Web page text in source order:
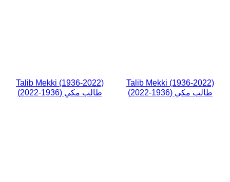
Talib Mekki (1936-2022)
طالب مكي (1936-2022)
Talib Mekki (1936-2022)
طالب مكي (1936-2022)